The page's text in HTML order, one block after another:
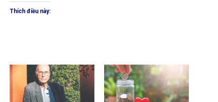
Thích điều này: